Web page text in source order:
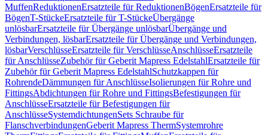
MuffenReduktionenErsatzteile für ReduktionenBögenErsatzteile für
BögenT-StückeErsatzteile für T-StückeÜbergänge
unlösbarErsatzteile für Übergänge unlösbarÜbergänge und
Verbindungen, lösbarErsatzteile für Übergänge und Verbindungen,
lösbarVerschlüsseErsatzteile für VerschlüsseAnschlüsseErsatzteile
für AnschlüsseZubehör für Geberit Mapress EdelstahlErsatzteile für
Zubehör für Geberit Mapress EdelstahlSchutzkappen für
RohrendeDämmungen für AnschlüsseIsolierungen für Rohre und
FittingsAbdichtungen für Rohre und FittingsBefestigungen für
AnschlüsseErsatzteile für Befestigungen für
AnschlüsseSystemdichtungenSets Schraube für
FlanschverbindungenGeberit Mapress ThermSystemrohre